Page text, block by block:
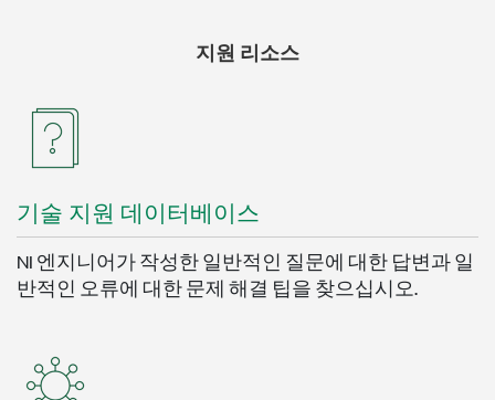
지원 리소스
기술 지원 데이터베이스
NI 엔지니어가 작성한 일반적인 질문에 대한 답변과 일
반적인 오류에 대한 문제 해결 팁을 찾으십시오.